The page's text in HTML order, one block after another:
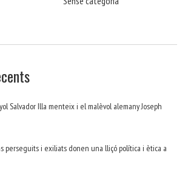
Salvador Illa menteix i el malèvol alemany Joseph
perseguits i exiliats donen una lliçó política i ètica a